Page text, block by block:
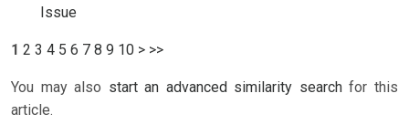
Issue
1 2 3 4 5 6 7 8 9 10 > >>
You may also start an advanced similarity searchfor this
article.